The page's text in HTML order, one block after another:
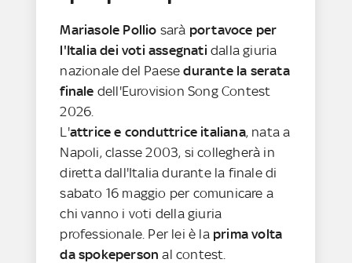
Mariasole Pollio sarà portavoce per
l'Italia dei voti assegnatidalla giuria
nazionale del Paesedurante la serata
finale dell'Eurovision Song Contest
2026.
L'attrice e conduttrice italiana, nata a
Napoli, classe 2003, si collegherà in
diretta dall'Italia durante la finale di
sabato 16 maggio per comunicare a
chi vanno i voti della giuria
professionale. Per lei è la prima volta
da spokeperson al contest.